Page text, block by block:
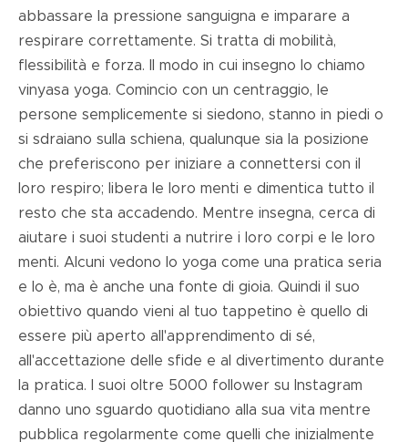
abbassare la pressione sanguigna e imparare a
respirare correttamente. Si tratta di mobilità,
flessibilità e forza. Il modo in cui insegno lo chiamo
vinyasa yoga. Comincio con un centraggio, le
persone semplicemente si siedono, stanno in piedi o
si sdraiano sulla schiena, qualunque sia la posizione
che preferiscono per iniziare a connettersi con il
loro respiro; libera le loro menti e dimentica tutto il
resto che sta accadendo. Mentre insegna, cerca di
aiutare i suoi studenti a nutrire i loro corpi e le loro
menti. Alcuni vedono lo yoga come una pratica seria
e lo è, ma è anche una fonte di gioia. Quindi il suo
obiettivo quando vieni al tuo tappetino è quello di
essere più aperto all'apprendimento di sé,
all'accettazione delle sfide e al divertimento durante
la pratica. I suoi oltre 5000 follower su Instagram
danno uno sguardo quotidiano alla sua vita mentre
pubblica regolarmente come quelli che inizialmente